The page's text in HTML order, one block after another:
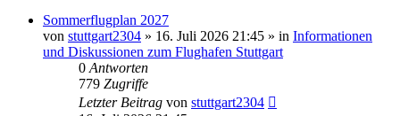
Sommerflugplan 2027
von stuttgart2304 » 16. Juli 2026 21:45 » in Informationen
und Diskussionen zum Flughafen Stuttgart
0 Antworten
779 Zugriffe
Letzter Beitrag von stuttgart2304